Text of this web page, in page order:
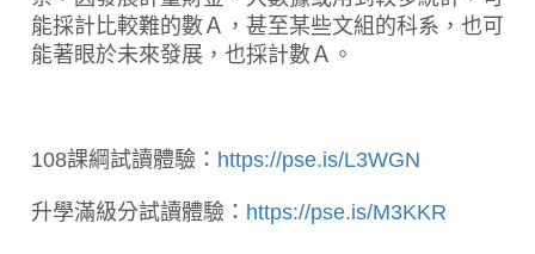
能採計比較難的數Ａ，甚至某些文組的科系，也可
能著眼於未來發展，也採計數Ａ。
108課綱試讀體驗： https://pse.is/L3WGN
升學滿級分試讀體驗： https://pse.is/M3KKR